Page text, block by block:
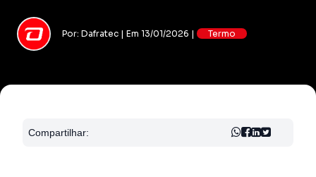
Por: Dafratec | Em 13/01/2026 | Termo
Compartilhar: